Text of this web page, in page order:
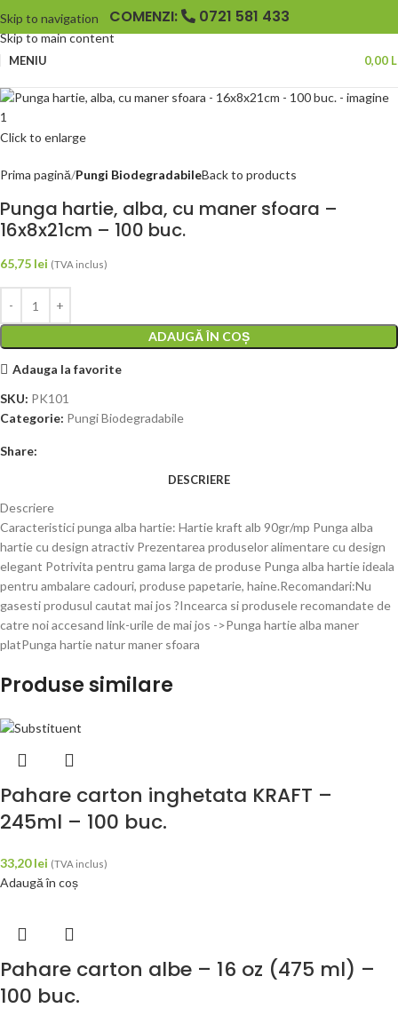
Skip to navigation
Skip to main content
COMENZI: 0721 581 433
MENIU 0,00
Click to enlarge
Prima pagină Pungi BiodegradabileBack to products
Punga hartie, alba, cu maner sfoara –
16x8x21cm – 100 buc.
65,75 lei (TVA inclus)
ADAUGĂ ÎN COȘ
Adauga la favorite
SKU: PK101
Categorie: Pungi Biodegradabile
Share:
DESCRIERE
Descriere
Caracteristici punga alba hartie: Hartie kraft alb 90gr/mp Punga alba
hartie cu design atractiv Prezentarea produselor alimentare cu design
elegant Potrivita pentru gama larga de produse Punga alba hartie ideala
pentru ambalare cadouri, produse papetarie, haine.Recomandari:Nu
gasesti produsul cautat mai jos ?Incearca si produsele recomandate de
catre noi accesand link-urile de mai jos ->Punga hartie alba maner
platPunga hartie natur maner sfoara
Produse similare
Pahare carton inghetata KRAFT –
245ml – 100 buc.
33,20lei (TVA inclus)
Adaugă în coș
Pahare carton albe – 16 oz (475 ml) –
100 buc.